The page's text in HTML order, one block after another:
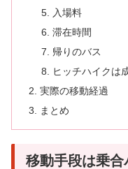
入場料
滞在時間
帰りのバス
ヒッチハイクは
実際の移動経過
まとめ
移動手段は乗合